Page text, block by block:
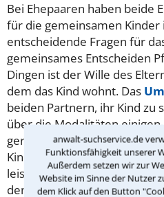
anwalt-suchservice.de
Funktionsfähigkeit unserer
Außerdem setzen wir zur
Website im Sinne der Nutzer
dem Klick auf den Button
Bei Ehepaaren haben beide
für die gemeinsamen Kinder
entscheidende Fragen für
gemeinsames Entscheiden
Dingen ist der Wille des
dem das Kind wohnt. Das
beiden Partnern, ihr Kind zu
über die Modalitäten einigen
gerichtlich geklärt werden.
Kindern zusammen wohnt,
leisten. Die Höhe richtet sich
dem Einkommen des